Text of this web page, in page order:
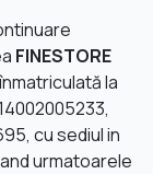
FINESTORE
la
cu sediul in
urmatoarele